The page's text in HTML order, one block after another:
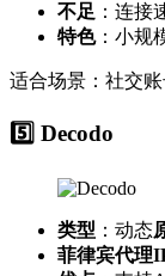
不足 ：连接
特色：小规
适合场景：社交
5️⃣ Decodo
类型 ：动态
菲律宾代理